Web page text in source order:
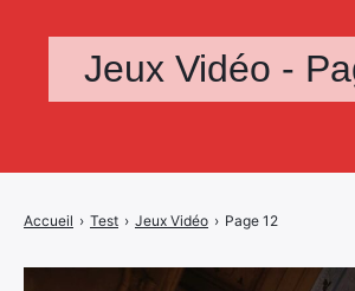
Jeux Vidéo -
Accueil › Test › Jeux Vidéo › Page 12